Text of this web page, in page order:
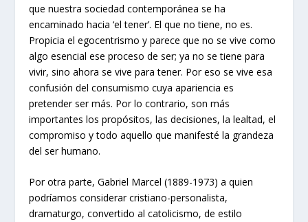
que nuestra sociedad contemporánea se ha
encaminado hacia ‘el tener’. El que no tiene, no es.
Propicia el egocentrismo y parece que no se vive como
algo esencial ese proceso de ser; ya no se tiene para
vivir, sino ahora se vive para tener. Por eso se vive esa
confusión del consumismo cuya apariencia es
pretender ser más. Por lo contrario, son más
importantes los propósitos, las decisiones, la lealtad, el
compromiso y todo aquello que manifesté la grandeza
del ser humano.
Por otra parte, Gabriel Marcel (1889-1973) a quien
podríamos considerar cristiano-personalista,
dramaturgo, convertido al catolicismo, de estilo